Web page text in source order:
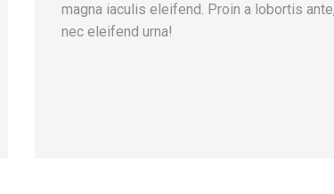
magna iaculis eleifend. Proin a lobortis ante,
nec eleifend urna!